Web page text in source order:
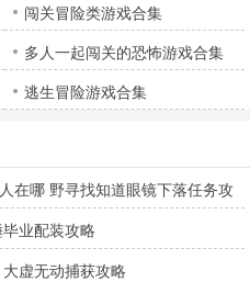
闯关冒险类游戏合集
多人一起闯关的恐怖游戏合集
逃生冒险游戏合集
在哪 野寻找知道眼镜下落任务攻
业配装攻略
虚无动捕获攻略